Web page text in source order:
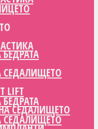
СЕДАЛИЩЕТО
LIFT
СЕДАЛИЩЕТО
СЕДАЛИЩЕТО